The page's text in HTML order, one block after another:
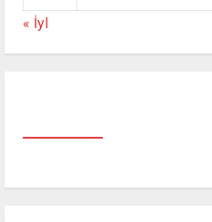
« İyl